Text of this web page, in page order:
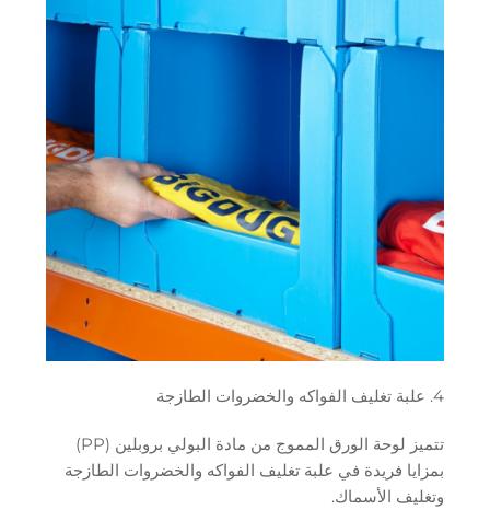
4. علبة تغليف الفواكه والخضروات الطازجة
تتميز لوحة الورق المموج من مادة البولي بروبلين (PP)
بمزايا فريدة في علبة تغليف الفواكه والخضروات الطازجة
وتغليف الأسماك.